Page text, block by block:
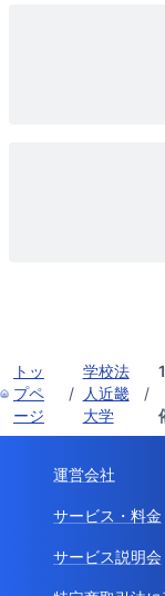
トッ
プペ
ージ
/
学校法
人近畿
大学
/
運営会社
サービス・料金
サービス説明会